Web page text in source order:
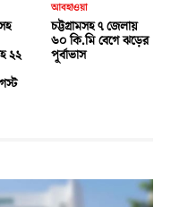
২২
আবহাওয়া
চট্টগ্রামসহ ৭ জেলায়
৬০ কি.মি বেগে ঝড়ের
পূর্বাভাস